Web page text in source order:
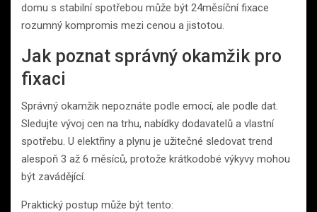
domu s stabilní spotřebou může být 24měsíční fixace
rozumný kompromis mezi cenou a jistotou.
Jak poznat správný okamžik pro
fixaci
Správný okamžik nepoznáte podle emocí, ale podle dat.
Sledujte vývoj cen na trhu, nabídky dodavatelů a vlastní
spotřebu. U elektřiny a plynu je užitečné sledovat trend
alespoň 3 až 6 měsíců, protože krátkodobé výkyvy mohou
být zavádějící.
Praktický postup může být tento: